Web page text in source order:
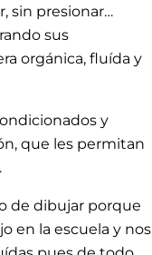
sin presionar…
sus
orgánica, fluída y
y
que les permitan
de dibujar porque
en la escuela y nos